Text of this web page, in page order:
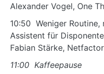
Alexander Vogel, One
10:50 Weniger Routine,
Assistent für
Fabian Stärke,
11:00 Kaffeepause